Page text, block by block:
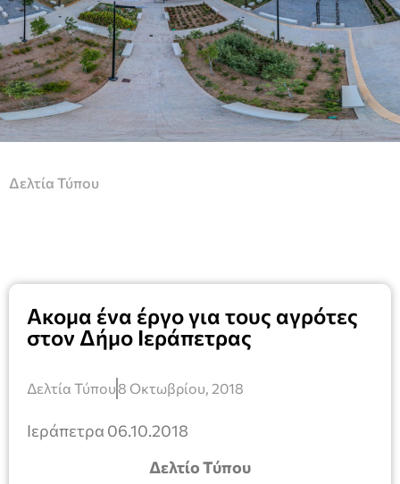
Δελτία Τύπου
Ακομα ένα έργο για τους αγρότες
στον Δήμο Ιεράπετρας
Δελτία Τύπου 8 Οκτωβρίου, 2018
Ιεράπετρα 06.10.2018
Δελτίο Τύπου